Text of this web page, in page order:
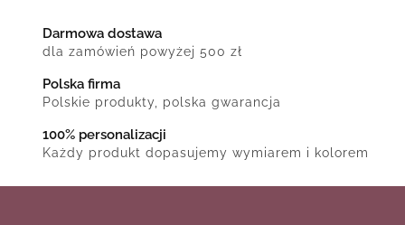
Darmowa dostawa
dla zamówień powyżej 500 zł
Polska firma
Polskie produkty, polska gwarancja
100% personalizacji
Każdy produkt dopasujemy wymiarem i kolorem